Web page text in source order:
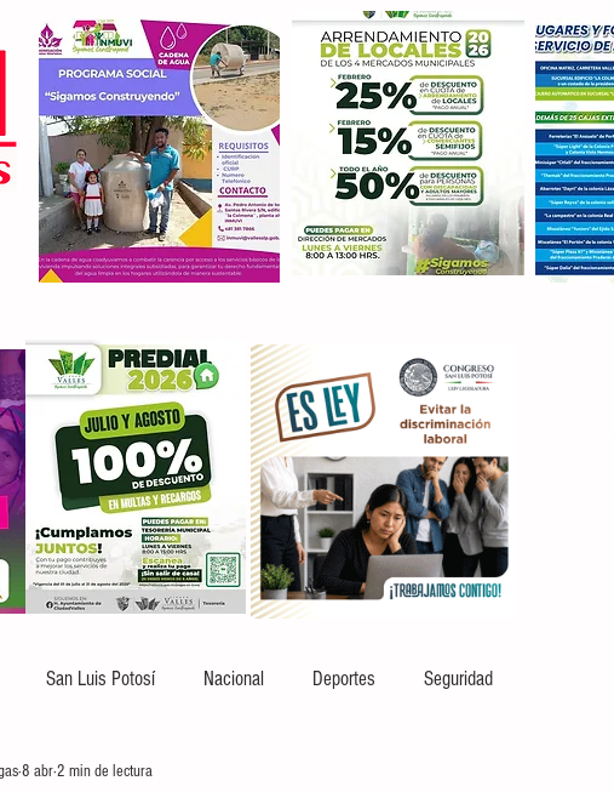
San Luis Potosí Nacional Deportes Seguridad
8 abr2 min de lectura